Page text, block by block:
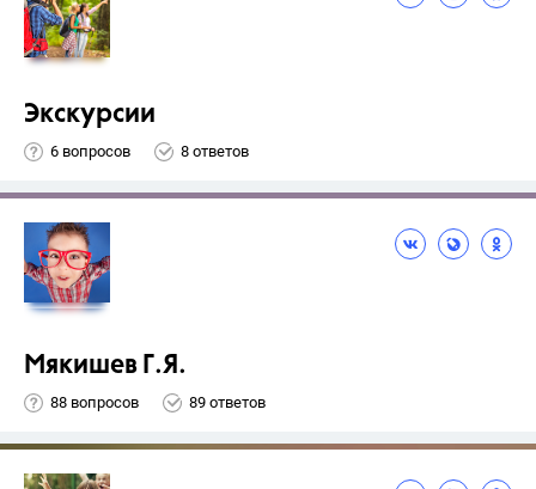
Экскурсии
6 вопросов 8 ответов
Мякишев Г.Я.
88 вопросов 89 ответов